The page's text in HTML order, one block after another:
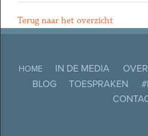
Terug naar het overzicht
HOME IN DE MEDIA
BLOG
TOESPRAKEN